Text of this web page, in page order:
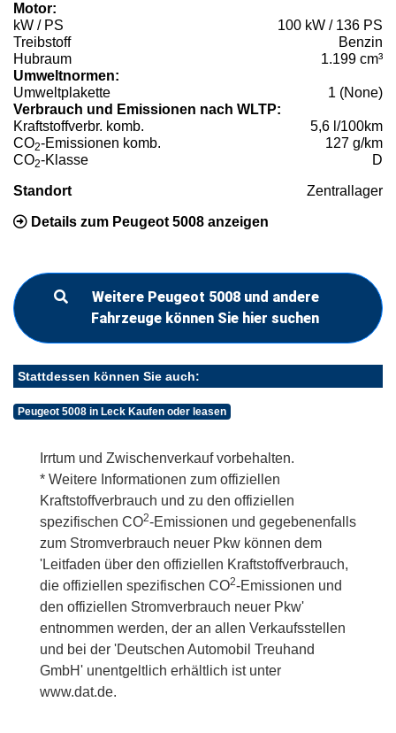
Motor:
kW / PS
100 kW / 136 PS
Treibstoff
Benzin
Hubraum
1.199 cm³
Umweltnormen:
Umweltplakette
1 (None)
Verbrauch und Emissionen nach WLTP:
Kraftstoffverbr. komb.
5,6 l/100km
CO2-Emissionen komb.
127 g/km
CO2-Klasse D
Standort Zentrallager
Details zum Peugeot 5008 anzeigen
Weitere Peugeot 5008 und andere
Fahrzeuge können Sie hier suchen
Stattdessen können Sie auch:
Peugeot 5008 in Leck Kaufen oder leasen
Irrtum und Zwischenverkauf vorbehalten.
* Weitere Informationen zum offiziellen
Kraftstoffverbrauch und zu den offiziellen
spezifischen CO2-Emissionen und gegebenenfalls
zum Stromverbrauch neuer Pkw können dem
'Leitfaden über den offiziellen Kraftstoffverbrauch,
die offiziellen spezifischen CO2-Emissionen und
den offiziellen Stromverbrauch neuer Pkw'
entnommen werden, der an allen Verkaufsstellen
und bei der 'Deutschen Automobil Treuhand
GmbH' unentgeltlich erhältlich ist unter
www.dat.de.